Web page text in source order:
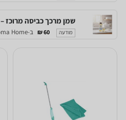
שמן מרכך כביסה מרוכז – Little Cloud
מודעה 60 ₪ ב-Aroma Home